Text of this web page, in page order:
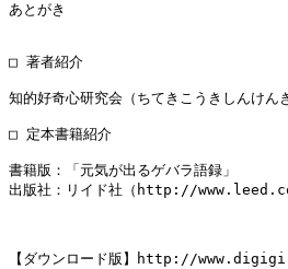
あとがき
□ 著者紹介
知的好奇心研究会（ちてきこうきしんけん
□ 定本書籍紹介
書籍版：「元気が出るゲバラ語録」
出版社：リイド社（http://
【ダウンロード版】http://